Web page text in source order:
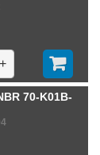
+
70-K01B-